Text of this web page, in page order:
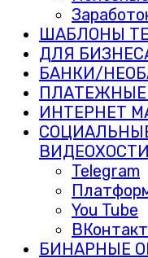
ШАБЛОНЫ
ДЛЯ
БАНКИ/
ПЛАТЕЖНЫЕ
ИНТЕРНЕТ
Telegram
You Tube
БИНАРНЫЕ